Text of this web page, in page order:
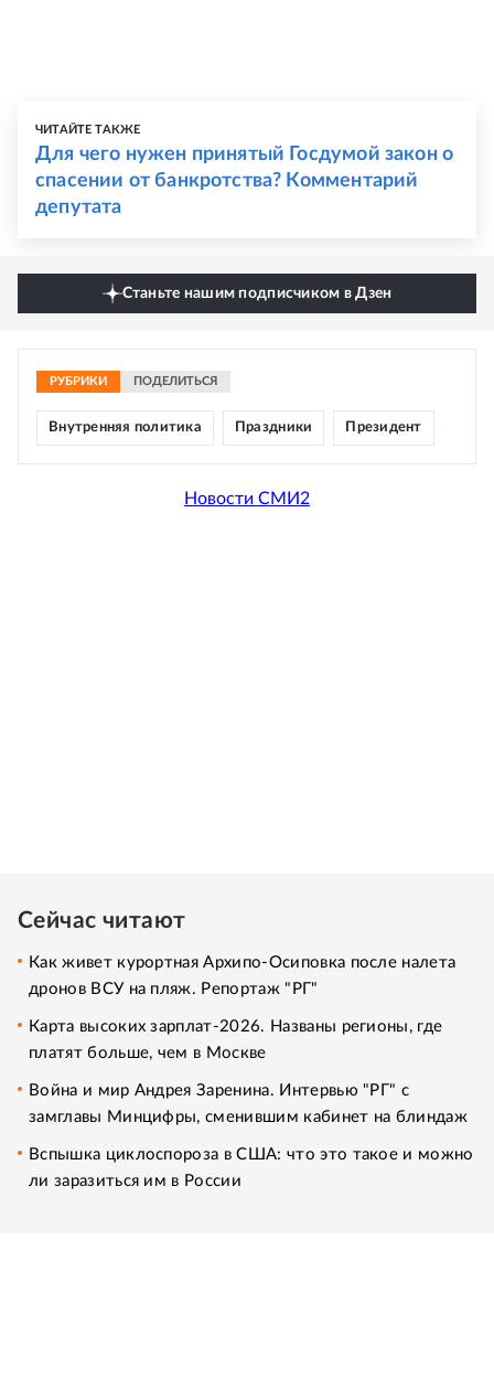
ЧИТАЙТЕ ТАКЖЕ
Для чего нужен принятый Госдумой закон о
спасении от банкротства? Комментарий
депутата
Станьте нашим подписчиком в Дзен
РУБРИКИ ПОДЕЛИТЬСЯ
Внутренняя политика Праздники Президент
Новости СМИ2
Сейчас читают
Как живет курортная Архипо-Осиповка после налета
дронов ВСУ на пляж. Репортаж "РГ"
Карта высоких зарплат-2026. Названы регионы, где
платят больше, чем в Москве
Война и мир Андрея Заренина. Интервью "РГ" с
замглавы Минцифры, сменившим кабинет на блиндаж
Вспышка циклоспороза в США: что это такое и можно
ли заразиться им в России